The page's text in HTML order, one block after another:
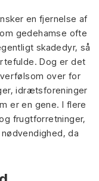
en fjernelse af
gedehamse ofte
skadedyr, så
Dog er det
over for
idrætsforeninger
er en gene. I flere
frugtforretninger,
da